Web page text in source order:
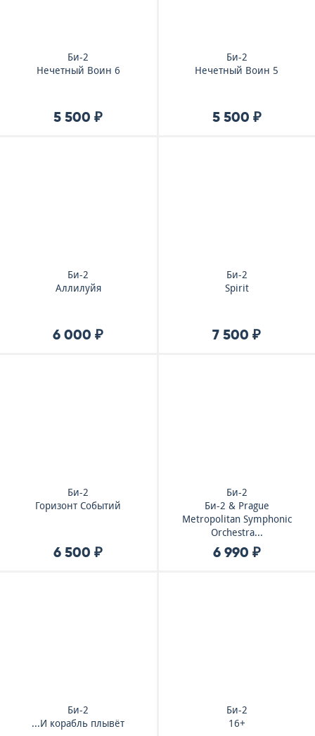
Би-2
Нечетный Воин 6
5 500 ₽
Би-2
Нечетный Воин 5
5 500 ₽
Би-2
Аллилуйя
6 000 ₽
Би-2
Spirit
7 500 ₽
Би-2
Горизонт Событий
6 500 ₽
Би-2
Би-2 & Prague
Metropolitan Symphonic
Orchestra...
6 990 ₽
Би-2
...И корабль плывёт
Би-2
16+